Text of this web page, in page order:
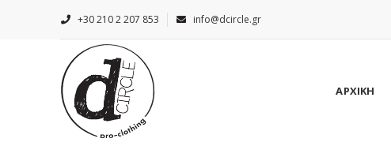
+30 210 2 207 853 info@dcircle.gr
ΑΡΧΙΚΗ